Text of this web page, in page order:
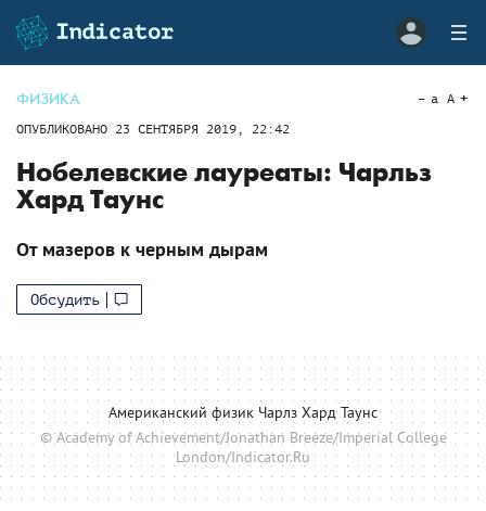
ФИЗИКА
ОПУБЛИКОВАНО 23 СЕНТЯБРЯ 2019, 22:42
a A
Нобелевские лауреаты: Чарльз
Хард Таунс
От мазеров к черным дырам
Обсудить
Американский физик Чарлз Хард Таунс
© Academy of Achievement/Jonathan Breeze/Imperial College
London/Indicator.Ru